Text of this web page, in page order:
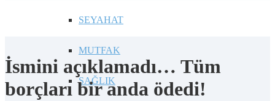
SEYAHAT
MUTFAK
SAĞLIK
İsmini açıklamadı… Tüm
borçları bir anda ödedi!